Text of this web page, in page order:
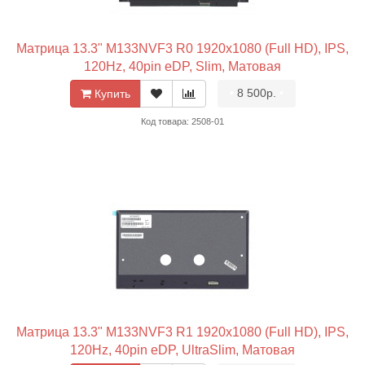
Матрица 13.3" M133NVF3 R0 1920x1080 (Full HD), IPS,
120Hz, 40pin eDP, Slim, Матовая
Купить 8 500р.
Код товара: 2508-01
Матрица 13.3" M133NVF3 R1 1920x1080 (Full HD), IPS,
120Hz, 40pin eDP, UltraSlim, Матовая